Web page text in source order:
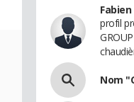
Fabien
profil
Nom